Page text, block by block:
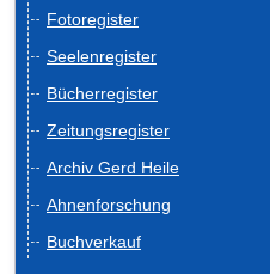
Fotoregister
Seelenregister
Bücherregister
Zeitungsregister
Archiv Gerd Heile
Ahnenforschung
Buchverkauf